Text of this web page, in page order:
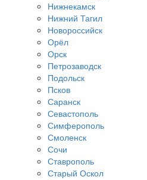
Нижнекамск
Нижний Тагил
Новороссийск
Орёл
Орск
Петрозаводск
Подольск
Псков
Саранск
Севастополь
Симферополь
Смоленск
Сочи
Ставрополь
Старый Оскол